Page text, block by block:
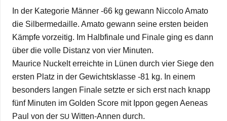
In der Kate­go­rie Män­ner ‑66 kg gewann Nic­colo Amato
die Sil­ber­me­daille. Amato gewann seine ers­ten bei­den
Kämpfe vor­zei­tig. Im Halb­fi­nale und Finale ging es dann
über die volle Distanz von vier Minu­ten.
Mau­rice Nuckelt erreichte in Lünen durch vier Siege den
ers­ten Platz in der Gewichts­klasse ‑81 kg. In einem
beson­ders lan­gen Finale setzte er sich erst nach knapp
fünf Minu­ten im Gol­den Score mit Ippon gegen Aeneas
Paul von der SU Wit­ten-Annen durch.